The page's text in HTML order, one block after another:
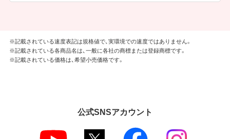
※記載されている速度表記は規格値で、実環境での速度ではありません。
※記載されている各商品名は、一般に各社の商標または登録商標です。
※記載されている価格は、希望小売価格です。
公式SNSアカウント